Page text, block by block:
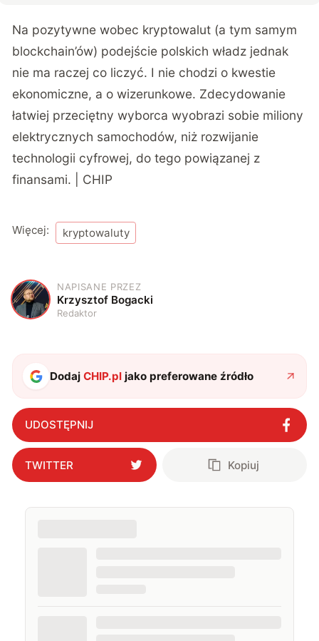
Na pozytywne wobec kryptowalut (a tym samym
blockchain’ów) podejście polskich władz jednak
nie ma raczej co liczyć. I nie chodzi o kwestie
ekonomiczne, a o wizerunkowe. Zdecydowanie
łatwiej przeciętny wyborca wyobrazi sobie miliony
elektrycznych samochodów, niż rozwijanie
technologii cyfrowej, do tego powiązanej z
finansami. | CHIP
Więcej: kryptowaluty
K
NAPISANE PRZEZ
Krzysztof Bogacki
Redaktor
DodajCHIP.pl jako preferowane źródło
UDOSTĘPNIJ
TWITTER Kopiuj